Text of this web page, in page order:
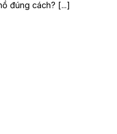
đúng cách? [...]